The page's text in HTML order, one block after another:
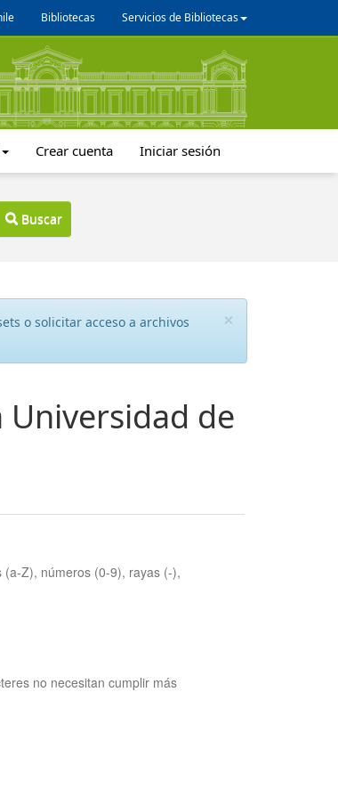
Bibliotecas Servicios de Bibliotecas
Crear cuenta Iniciar sesión
Buscar
×
o solicitar acceso a archivos
de
Z), números (0-9), rayas (-),
no necesitan cumplir más